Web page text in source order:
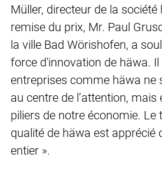
Müller, directeur de la
remise du prix, Mr. Paul
la ville Bad Wörishofen, a
force d'innovation de häwa. Il
entreprises comme häwa ne
au centre de l’attention, mais
piliers de notre économie. Le
qualité de häwa est apprécié
entier ».